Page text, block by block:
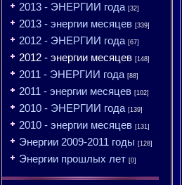
2013 - ЭНЕРГИИ года [32]
2013 - энергии месяцев [339]
2012 - ЭНЕРГИИ года [67]
2012 - энергии месяцев [148]
2011 - ЭНЕРГИИ года [88]
2011 - энергии месяцев [102]
2010 - ЭНЕРГИИ года [139]
2010 - энергии месяцев [131]
Энергии 2009-2011 годы [128]
Энергии прошлых лет [0]